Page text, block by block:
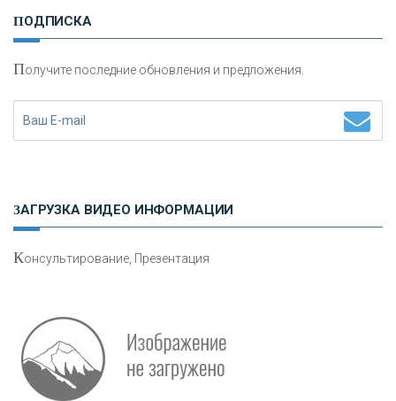
сохранения и увеличения капитала
ПОДПИСКА
Получите последние обновления и предложения.
ЗАГРУЗКА ВИДЕО ИНФОРМАЦИИ
Консультирование, Презентация